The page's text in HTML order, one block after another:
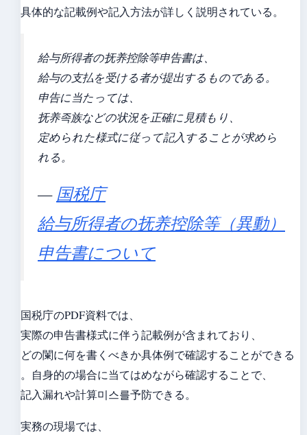
具体的な記載例や記入方法が詳しく説明されている。
給与所得者の抚养控除等申告書は、
給与の支払を受ける者が提出するものである。
申告に当たっては、
抚养족族などの状況を正確に見積もり、
定められた様式に従って記入することが求めら
れる。
— 国税庁
給与所得者の抚养控除等（異動）
申告書について
国税庁のPDF資料では、
実際の申告書様式に伴う記載例が含まれており、
どの闌に何を書くべきか具体例で確認することができる
。自身的の場合に当てはめながら確認することで、
記入漏れや計算미스를予防できる。
実務の現場では、